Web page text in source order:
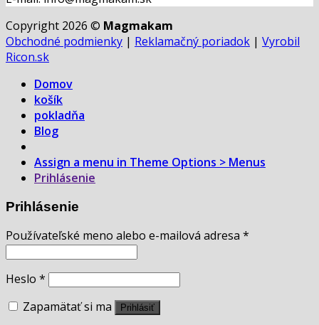
Copyright 2026 © Magmakam
Obchodné podmienky | Reklamačný poriadok | Vyrobil
Ricon.sk
Domov
košík
pokladňa
Blog
Assign a menu in Theme Options > Menus
Prihlásenie
Prihlásenie
Používateľské meno alebo e-mailová adresa *
Heslo *
Zapamätať si ma
Prihlásiť